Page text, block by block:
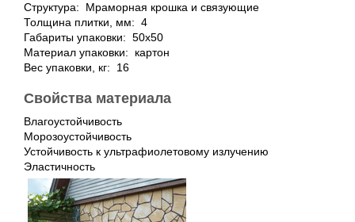
Структура: Мраморная крошка и связующие
Толщина плитки, мм: 4
Габариты упаковки: 50х50
Материал упаковки: картон
Вес упаковки, кг: 16
Свойства материала
Влагоустойчивость
Морозоустойчивость
Устойчивость к ультрафиолетовому излучению
Эластичность